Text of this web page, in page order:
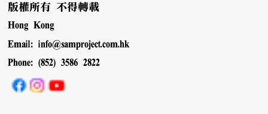
版權所有 不得轉載
Hong Kong
Email: info@samproject.com.hk
Phone: (852) 3586 2822